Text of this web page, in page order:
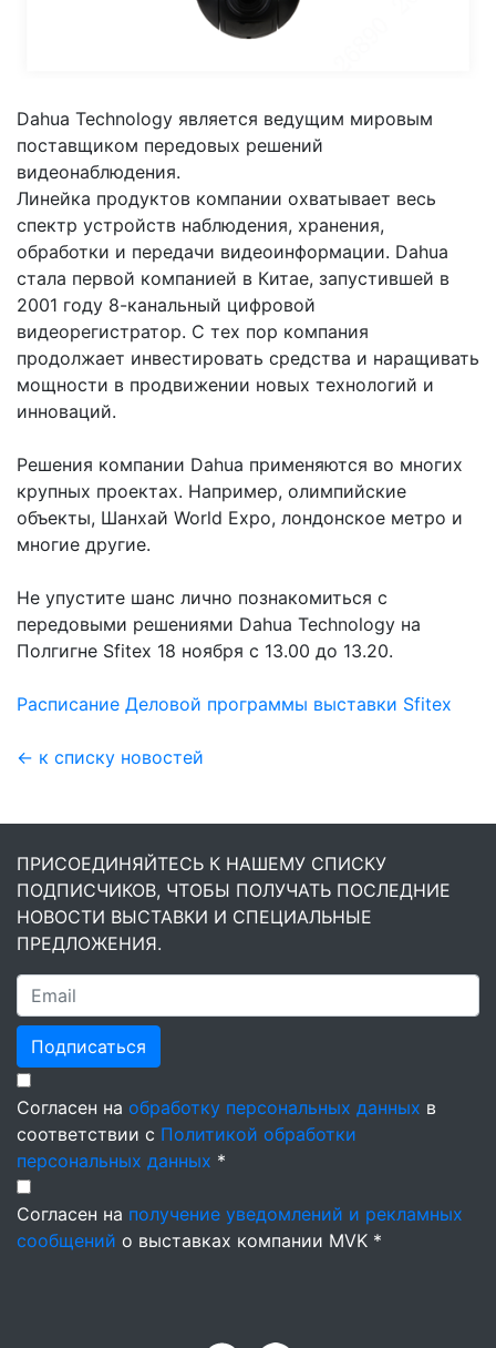
Dahua Technology является ведущим мировым
поставщиком передовых решений
видеонаблюдения.
Линейка продуктов компании охватывает весь
спектр устройств наблюдения, хранения,
обработки и передачи видеоинформации. Dahua
стала первой компанией в Китае, запустившей в
2001 году 8-канальный цифровой
видеорегистратор. С тех пор компания
продолжает инвестировать средства и наращивать
мощности в продвижении новых технологий и
инноваций.
Решения компании Dahua применяются во многих
крупных проектах. Например, олимпийские
объекты, Шанхай World Expo, лондонское метро и
многие другие.
Не упустите шанс лично познакомиться с
передовыми решениями Dahua Technology на
Полгигне Sfitex 18 ноября с 13.00 до 13.20.
Расписание Деловой программы выставки Sfitex
← к списку новостей
ПРИСОЕДИНЯЙТЕСЬ К НАШЕМУ СПИСКУ
ПОДПИСЧИКОВ, ЧТОБЫ ПОЛУЧАТЬ ПОСЛЕДНИЕ
НОВОСТИ ВЫСТАВКИ И СПЕЦИАЛЬНЫЕ
ПРЕДЛОЖЕНИЯ.
Подписаться
Согласен на обработку персональных данных в
соответствии с Политикой обработки
персональных данных *
Согласен на получение уведомлений и рекламных
сообщений о выставках компании MVK *